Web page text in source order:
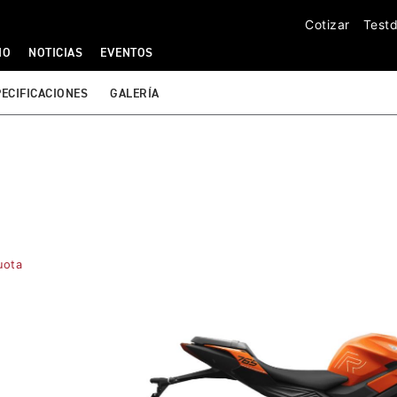
NOTICIAS EVENTOS
Cotizar
GALERÍA